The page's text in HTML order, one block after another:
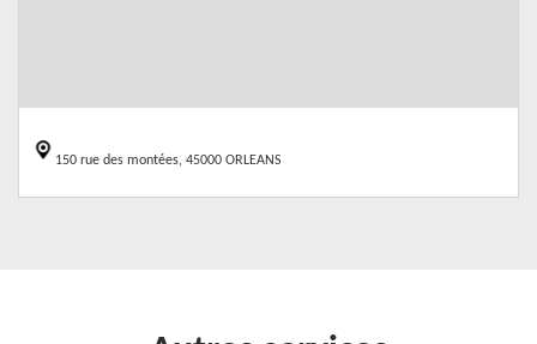
150 rue des montées, 45000 ORLEANS